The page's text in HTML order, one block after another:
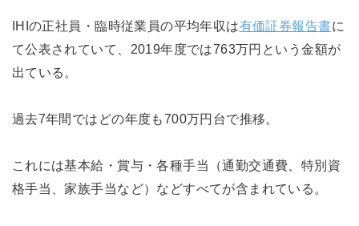
IHIの正社員・臨時従業員の平均年収は有価証券報告書に
て公表されていて、2019年度では763万円という金額が
出ている。
過去7年間ではどの年度も700万円台で推移。
これには基本給・賞与・各種手当（通勤交通費、特別資
格手当、家族手当など）などすべてが含まれている。